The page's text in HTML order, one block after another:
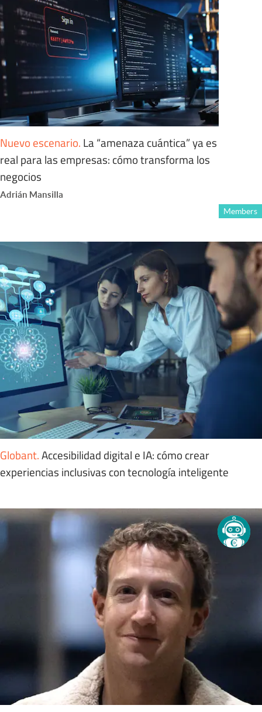
Nuevo escenario. La “amenaza cuántica” ya es
real para las empresas: cómo transforma los
negocios
Adrián Mansilla
Members
Globant.Accesibilidad digital e IA: cómo crear
experiencias inclusivas con tecnología inteligente